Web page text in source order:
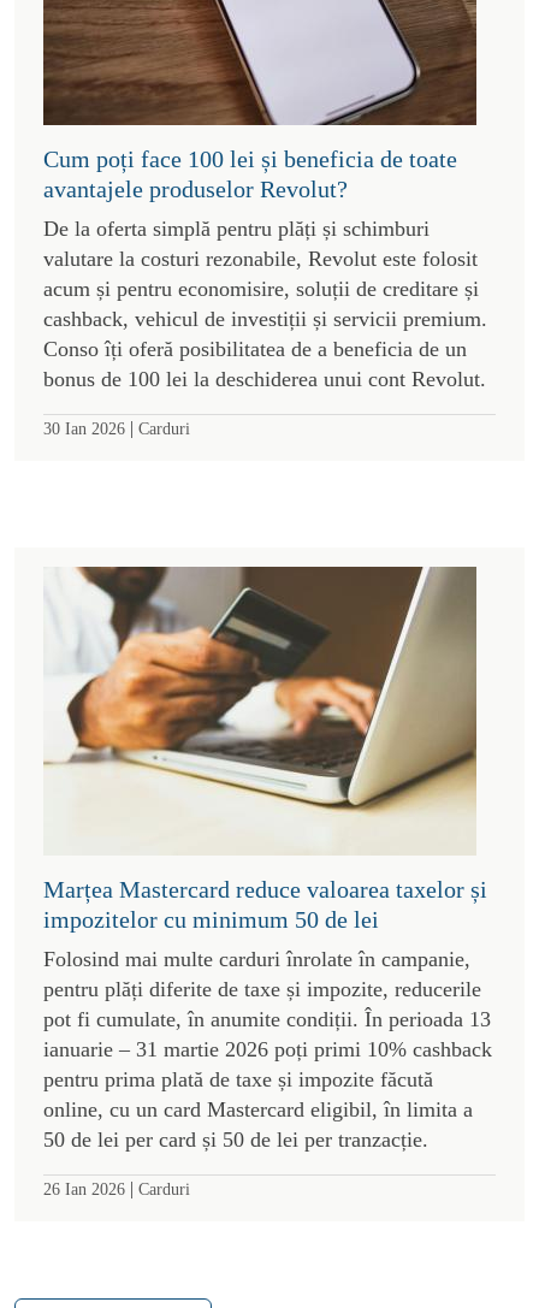
Cum poți face 100 lei și beneficia de toate
avantajele produselor Revolut?
De la oferta simplă pentru plăți și schimburi
valutare la costuri rezonabile, Revolut este folosit
acum și pentru economisire, soluții de creditare și
cashback, vehicul de investiții și servicii premium.
Conso îți oferă posibilitatea de a beneficia de un
bonus de 100 lei la deschiderea unui cont Revolut.
30 Ian 2026 | Carduri
Marțea Mastercard reduce valoarea taxelor și
impozitelor cu minimum 50 de lei
Folosind mai multe carduri înrolate în campanie,
pentru plăți diferite de taxe și impozite, reducerile
pot fi cumulate, în anumite condiții. În perioada 13
ianuarie – 31 martie 2026 poți primi 10% cashback
pentru prima plată de taxe și impozite făcută
online, cu un card Mastercard eligibil, în limita a
50 de lei per card și 50 de lei per tranzacție.
26 Ian 2026 | Carduri